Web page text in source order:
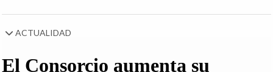
ACTUALIDAD
El Consorcio aumenta su